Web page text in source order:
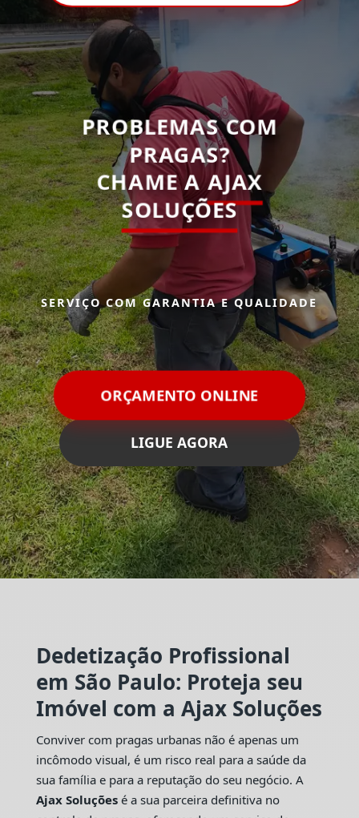
PROBLEMAS COM
PRAGAS?
CHAME AAJAX
SOLUÇÕES
SERVIÇO COM GARANTIA E QUALIDADE
ORÇAMENTO ONLINE
LIGUE AGORA
Dedetização Profissional
em São Paulo: Proteja seu
Imóvel com a Ajax Soluções
Conviver com pragas urbanas não é apenas um
incômodo visual, é um risco real para a saúde da
sua família e para a reputação do seu negócio. A
Ajax Soluçõesé a sua parceira definitiva no